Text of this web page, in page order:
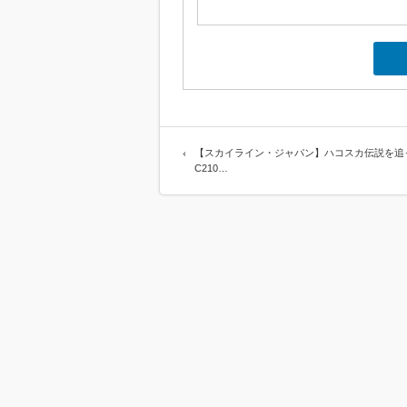
【スカイライン・ジャパン】ハコスカ伝説を追
C210…